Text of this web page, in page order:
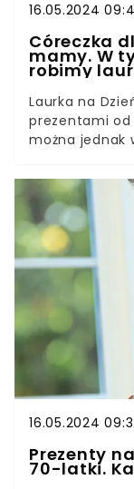
16.05.2024
Córeczka
mamy. W
robimy
Laurka na
prezentami od
można jednak
każdego
spędzić czas
16.05.2024
Prezenty
70-latki.